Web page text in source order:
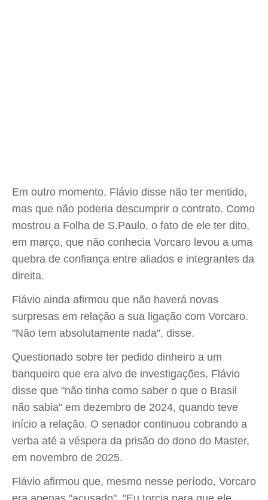
Em outro momento, Flávio disse não ter mentido,
mas que não poderia descumprir o contrato. Como
mostrou a Folha de S.Paulo, o fato de ele ter dito,
em março, que não conhecia Vorcaro levou a uma
quebra de confiança entre aliados e integrantes da
direita.
Flávio ainda afirmou que não haverá novas
surpresas em relação a sua ligação com Vorcaro.
"Não tem absolutamente nada", disse.
Questionado sobre ter pedido dinheiro a um
banqueiro que era alvo de investigações, Flávio
disse que "não tinha como saber o que o Brasil
não sabia" em dezembro de 2024, quando teve
início a relação. O senador continuou cobrando a
verba até a véspera da prisão do dono do Master,
em novembro de 2025.
Flávio afirmou que, mesmo nesse período, Vorcaro